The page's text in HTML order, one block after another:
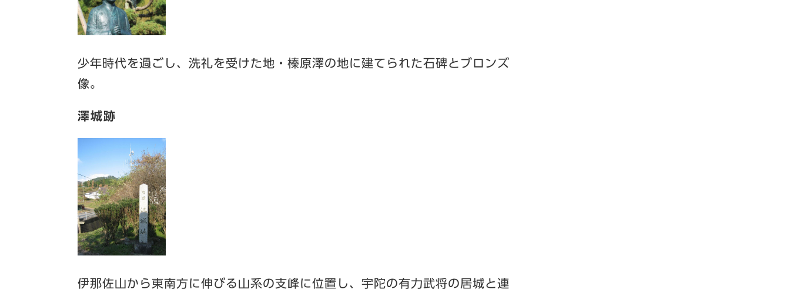
少年時代を過ごし、洗礼を受けた地・榛原澤の地に建てられた石碑とブロンズ
像。
澤城跡
伊那佐山から東南方に伸びる山系の支峰に位置し、宇陀の有力武将の居城と連